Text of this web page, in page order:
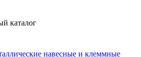
каталог
навесные и клеммные